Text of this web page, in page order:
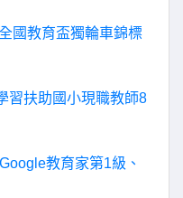
國教育盃獨輪車錦標
習扶助國小現職教師8
教育家第1級、